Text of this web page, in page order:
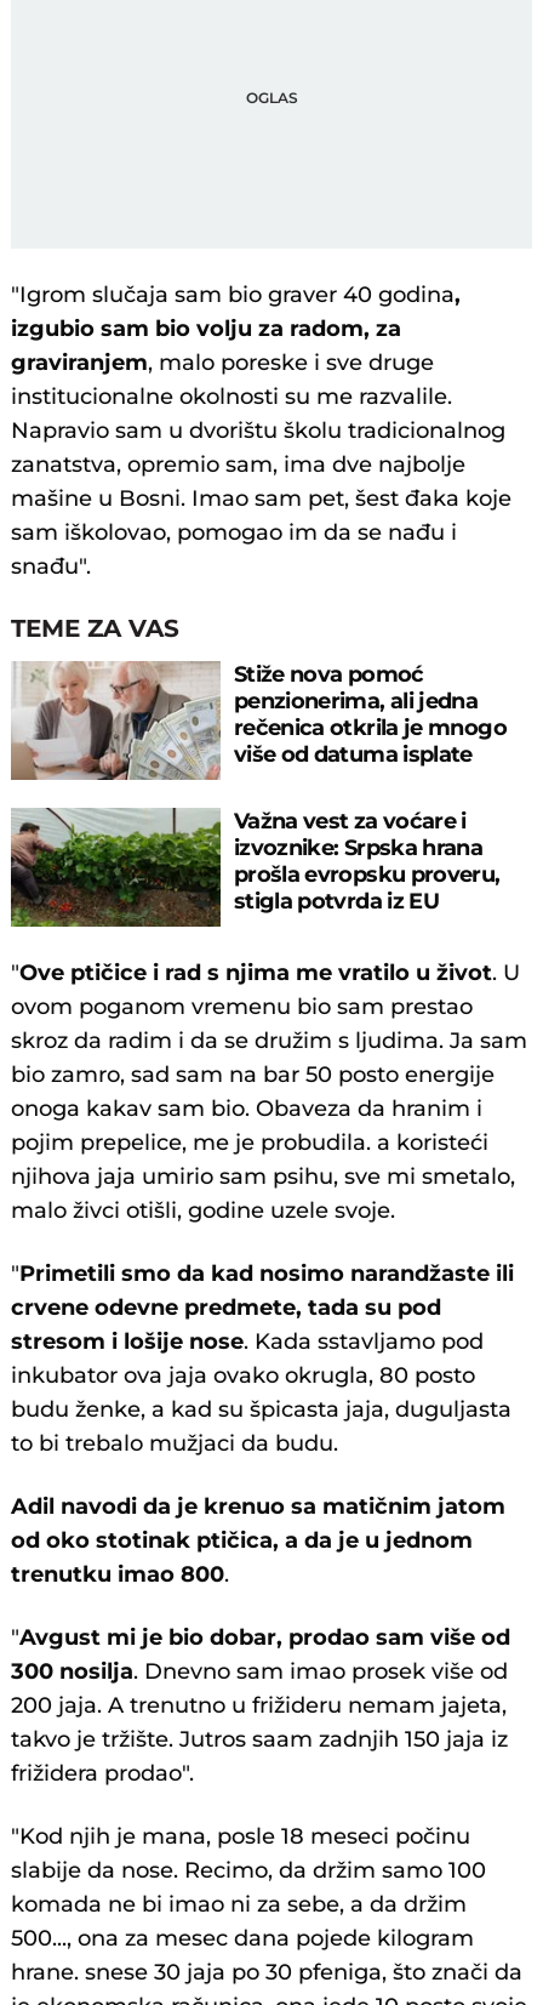
"Igrom slučaja sam bio graver 40 godina,
izgubio sam bio volju za radom, za
graviranjem, malo poreske i sve druge
institucionalne okolnosti su me razvalile.
Napravio sam u dvorištu školu tradicionalnog
zanatstva, opremio sam, ima dve najbolje
mašine u Bosni. Imao sam pet, šest đaka koje
sam iškolovao, pomogao im da se nađu i
snađu".
TEME ZA VAS
Stiže nova pomoć
penzionerima, ali jedna
rečenica otkrila je mnogo
više od datuma isplate
Važna vest za voćare i
izvoznike: Srpska hrana
prošla evropsku proveru,
stigla potvrda iz EU
"Ove ptičice i rad s njima me vratilo u život. U
ovom poganom vremenu bio sam prestao
skroz da radim i da se družim s ljudima. Ja sam
bio zamro, sad sam na bar 50 posto energije
onoga kakav sam bio. Obaveza da hranim i
pojim prepelice, me je probudila. a koristeći
njihova jaja umirio sam psihu, sve mi smetalo,
malo živci otišli, godine uzele svoje.
"Primetili smo da kad nosimo narandžaste ili
crvene odevne predmete, tada su pod
stresom i lošije nose. Kada sstavljamo pod
inkubator ova jaja ovako okrugla, 80 posto
budu ženke, a kad su špicasta jaja, duguljasta
to bi trebalo mužjaci da budu.
Adil navodi da je krenuo sa matičnim jatom
od oko stotinak ptičica, a da je u jednom
trenutku imao 800.
"Avgust mi je bio dobar, prodao sam više od
300 nosilja. Dnevno sam imao prosek više od
200 jaja. A trenutno u frižideru nemam jajeta,
takvo je tržište. Jutros saam zadnjih 150 jaja iz
frižidera prodao".
"Kod njih je mana, posle 18 meseci počinu
slabije da nose. Recimo, da držim samo 100
komada ne bi imao ni za sebe, a da držim
500..., ona za mesec dana pojede kilogram
hrane. snese 30 jaja po 30 pfeniga, što znači da